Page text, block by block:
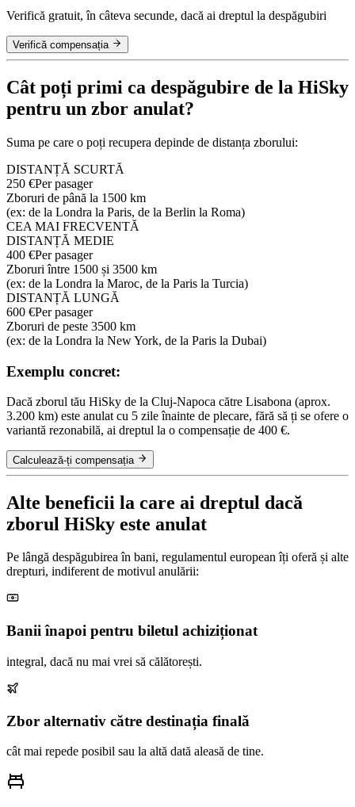
Verifică gratuit, în câteva secunde, dacă ai dreptul la despăgubiri
Verifică compensația
Cât poți primi ca despăgubire de la HiSky
pentru un zbor anulat?
Suma pe care o poți recupera depinde de distanța zborului:
DISTANȚĂ SCURTĂ
250 €Per pasager
Zboruri de până la 1500 km
(ex: de la Londra la Paris, de la Berlin la Roma)
CEA MAI FRECVENTĂ
DISTANȚĂ MEDIE
400 €Per pasager
Zboruri între 1500 și 3500 km
(ex: de la Londra la Maroc, de la Paris la Turcia)
DISTANȚĂ LUNGĂ
600 €Per pasager
Zboruri de peste 3500 km
(ex: de la Londra la New York, de la Paris la Dubai)
Exemplu concret:
Dacă zborul tău HiSky de la Cluj-Napoca către Lisabona (aprox.
3.200 km) este anulat cu 5 zile înainte de plecare, fără să ți se ofere o
variantă rezonabilă, ai dreptul la o compensație de 400 €.
Calculează-ți compensația
Alte beneficii la care ai dreptul dacă
zborul HiSky este anulat
Pe lângă despăgubirea în bani, regulamentul european îți oferă și alte
drepturi, indiferent de motivul anulării:
Banii înapoi pentru biletul achiziționat
integral, dacă nu mai vrei să călătorești.
Zbor alternativ către destinația finală
cât mai repede posibil sau la altă dată aleasă de tine.